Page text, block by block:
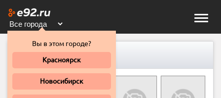
Toggle
Вы в этом городе?
Красноярск
Новосибирск
АВТОКОНТРАКТ